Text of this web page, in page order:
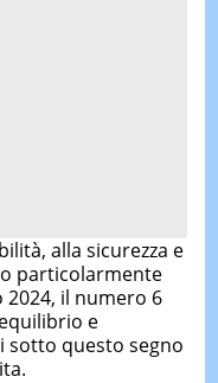
alla sicurezza e
particolarmente
2024, il numero 6
e
sotto questo segno